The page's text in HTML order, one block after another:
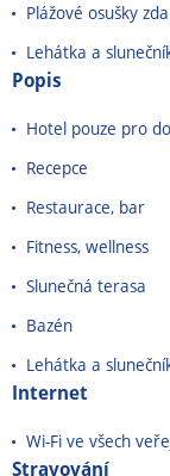
Plážové osušky
Lehátka a
Popis
Hotel pouze pro
Recepce
Restaurace, bar
Fitness, wellness
Slunečná terasa
Bazén
Lehátka a
Internet
Wi-Fi ve všech
Stravování